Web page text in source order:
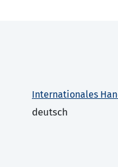
Internationales
deutsch